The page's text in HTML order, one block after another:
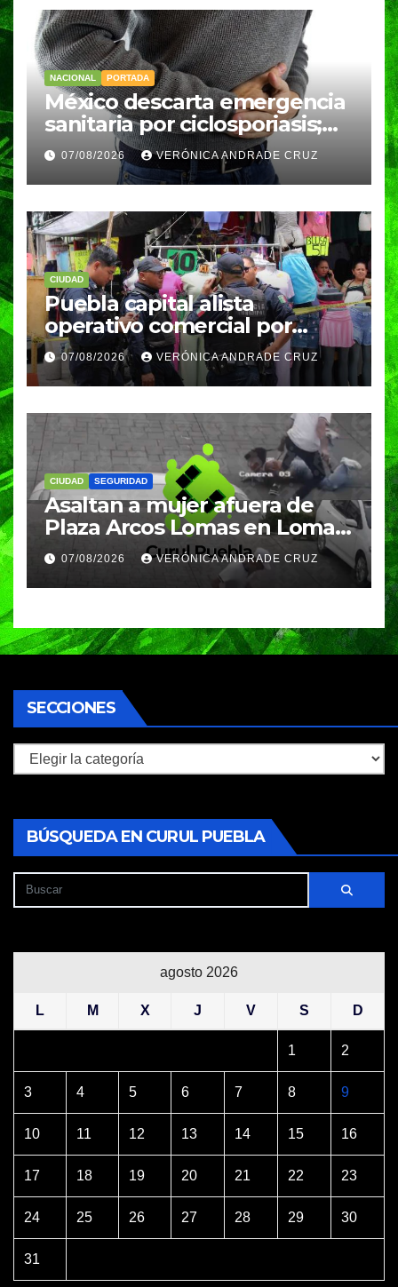
NACIONAL PORTADA
México descarta emergencia
sanitaria por ciclosporiasis;
reportan 33 casos en dos
meses
07/08/2026 VERÓNICA ANDRADE CRUZ
CIUDAD
Puebla capital alista
operativo comercial por
fiestas patrias y regreso a
clases
07/08/2026 VERÓNICA ANDRADE CRUZ
CIUDAD SEGURIDAD
Asaltan a mujer afuera de
Plaza Arcos Lomas en Lomas
de Angelópolis; delincuentes
huyeron en auto
07/08/2026 VERÓNICA ANDRADE CRUZ
SECCIONES
Secciones
BÚSQUEDA EN CURUL PUEBLA
agosto 2026
L M X J V S D
1 2
3 4 5 6 7 8 9
10 11 12 13 14 15 16
17 18 19 20 21 22 23
24 25 26 27 28 29 30
31